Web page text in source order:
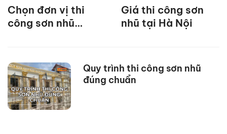
Chọn đơn vị thi
công sơn nhũ
Giá thi công sơn
nhũ tại Hà Nội
Quy trình thi công sơn nhũ
đúng chuẩn